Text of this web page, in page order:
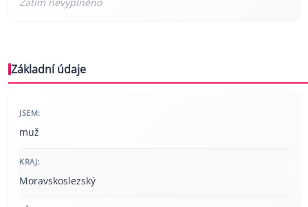
Základní údaje
JSEM:
muž
KRAJ:
Moravskoslezský